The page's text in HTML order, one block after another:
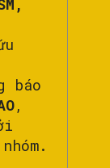
báo
,